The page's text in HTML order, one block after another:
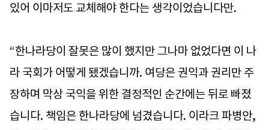
있어 이마저도 교체해야 한다는 생각이었습니다만.
“한나라당이 잘못은 많이 했지만 그나마 없었다면 이 나
라 국회가 어떻게 됐겠습니까. 여당은 권익과 권리만 주
장하며 막상 국익을 위한 결정적인 순간에는 뒤로 빠졌
습니다. 책임은 한나라당에 넘겼습니다. 이라크 파병안,